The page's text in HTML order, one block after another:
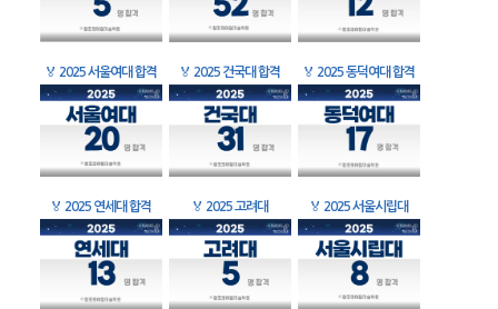
🏅 2025 서울여대 합격 🏅 2025 건국대 합격 🏅 2025 동덕여대 합격
🏅 2025 연세대 합격 🏅 2025 고려대 🏅 2025 서울시립대